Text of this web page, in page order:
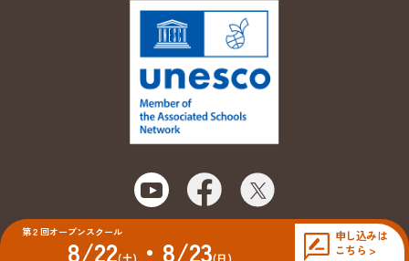
第２回オープンスクール
8/22(土) ・8/23(日)
申し込みは
こちら >
© 2026 Okayama Sanyo High School